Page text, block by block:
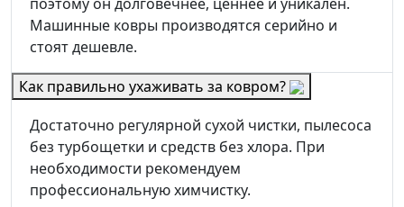
Машинные ковры производятся серийно и
стоят дешевле.
Как правильно ухаживать за ковром?
Достаточно регулярной сухой чистки, пылесоса
без турбощетки и средств без хлора. При
необходимости рекомендуем
профессиональную химчистку.